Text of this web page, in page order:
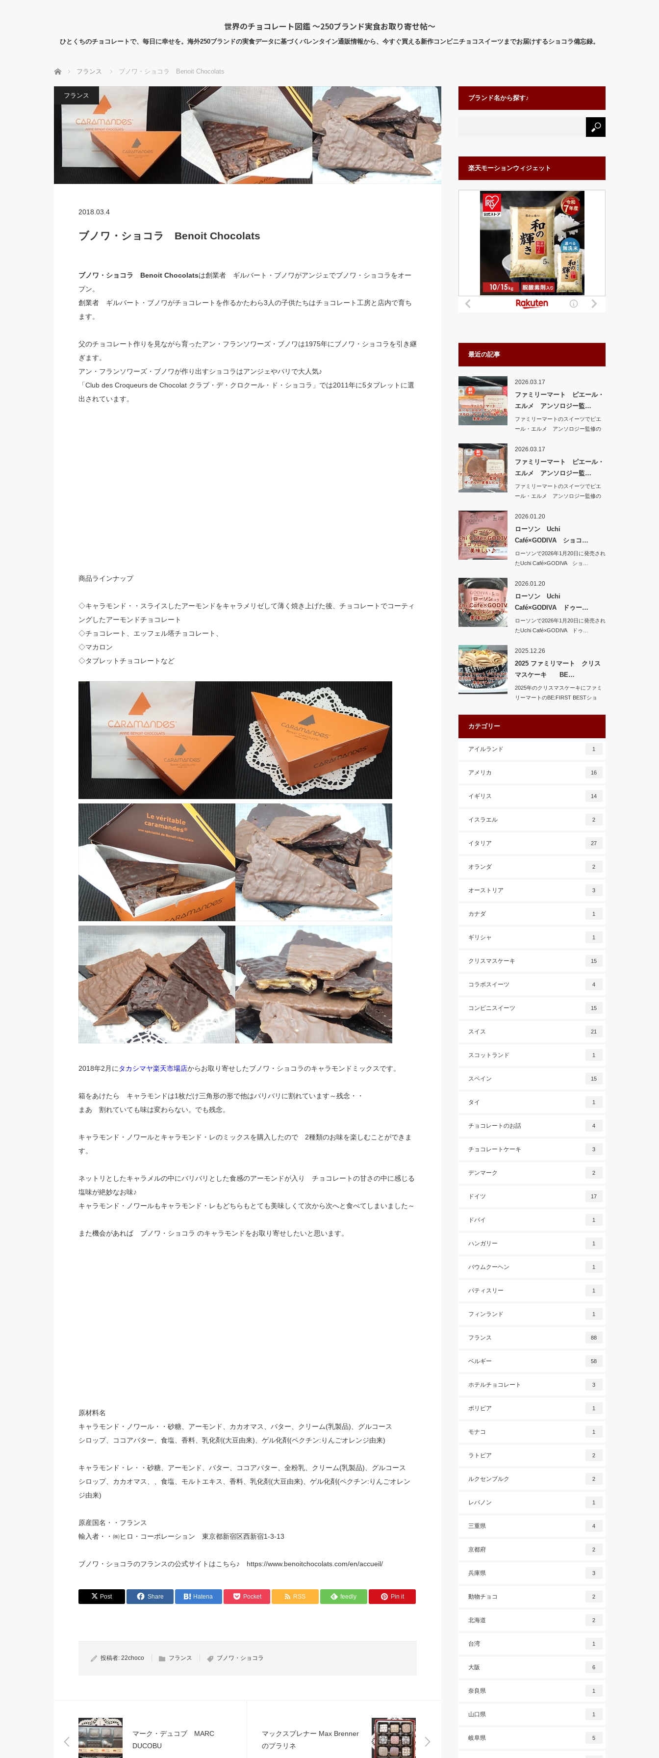
世界のチョコレート図鑑 〜250ブランド実食お取り寄せ帖〜
ひとくちのチョコレートで、毎日に幸せを。海外250ブランドの実食データに基づくバレンタイン通販情報から、今すぐ買える新作コンビニチョコスイーツまでお届けするショコラ備忘録。
ホーム フランス ブノワ・ショコラ Benoit Chocolats
フランス
2018.03.4
ブノワ・ショコラ Benoit Chocolats
ブノワ・ショコラ Benoit Chocolatsは創業者 ギルバート・ブノワがアンジェでブノワ・ショコラをオー
プン。
創業者 ギルバート・ブノワがチョコレートを作るかたわら3人の子供たちはチョコレート工房と店内で育ち
ます。
父のチョコレート作りを見ながら育ったアン・フランソワーズ・ブノワは1975年にブノワ・ショコラを引き継
ぎます。
アン・フランソワーズ・ブノワが作り出すショコラはアンジェやパリで大人気♪
「Club des Croqueurs de Chocolat クラブ・デ・クロクール・ド・ショコラ」では2011年に5タブレットに選
出されています。
商品ラインナップ
◇キャラモンド・・スライスしたアーモンドをキャラメリゼして薄く焼き上げた後、チョコレートでコーティ
ングしたアーモンドチョコレート
◇チョコレート、エッフェル塔チョコレート、
◇マカロン
◇タブレットチョコレートなど
2018年2月に タカシマヤ楽天市場店からお取り寄せしたブノワ・ショコラのキャラモンドミックスです。
箱をあけたら キャラモンドは1枚だけ三角形の形で他はバリバリに割れています～残念・・
まあ 割れていても味は変わらない。でも残念。
キャラモンド・ノワールとキャラモンド・レのミックスを購入したので 2種類のお味を楽しむことができま
す。
ネットリとしたキャラメルの中にバリバリとした食感のアーモンドが入り チョコレートの甘さの中に感じる
塩味が絶妙なお味♪
キャラモンド・ノワールもキャラモンド・レもどちらもとても美味しくて次から次へと食べてしまいました～
また機会があれば ブノワ・ショコラ のキャラモンドをお取り寄せしたいと思います。
原材料名
キャラモンド・ノワール・・砂糖、アーモンド、カカオマス、バター、クリーム(乳製品)、グルコース
シロップ、ココアバター、食塩、香料、乳化剤(大豆由来)、ゲル化剤(ペクチン:りんごオレンジ由来)
キャラモンド・レ・・砂糖、アーモンド、バター、ココアバター、全粉乳、クリーム(乳製品)、グルコース
シロップ、カカオマス、、食塩、モルトエキス、香料、乳化剤(大豆由来)、ゲル化剤(ペクチン:りんごオレン
ジ由来)
原産国名・・フランス
輸入者・・㈱ヒロ・コーポレーション 東京都新宿区西新宿1-3-13
ブノワ・ショコラのフランスの公式サイトはこちら♪ https://www.benoitchocolats.com/en/accueil/
Post Share Hatena Pocket RSS feedly Pin it
投稿者: 22choco フランス ブノワ・ショコラ
マーク・デュコブ MARC
DUCOBU
マックスブレナー Max Brenner
のプラリネ
ブランド名から探す♪
楽天モーションウィジェット
最近の記事
2026.03.17
ファミリーマート ピエール・
エルメ アンソロジー監…
ファミリーマートのスイーツでピエ
ール・エルメ アンソロジー監修の
2026.03.17
ファミリーマート ピエール・
エルメ アンソロジー監…
ファミリーマートのスイーツでピエ
ール・エルメ アンソロジー監修の
2026.01.20
ローソン Uchi
Café×GODIVA ショコ…
ローソンで2026年1月20日に発売され
たUchi Café×GODIVA ショ…
2026.01.20
ローソン Uchi
Café×GODIVA ドゥー…
ローソンで2026年1月20日に発売され
たUchi Café×GODIVA ドゥ…
2025.12.26
2025 ファミリマート クリス
マスケーキ BE…
2025年のクリスマスケーキにファミ
リーマートのBE:FIRST BESTショ
カテゴリー
アイルランド 1
アメリカ 16
イギリス 14
イスラエル 2
イタリア 27
オランダ 2
オーストリア 3
カナダ 1
ギリシャ 1
クリスマスケーキ 15
コラボスイーツ 4
コンビニスイーツ 15
スイス 21
スコットランド 1
スペイン 15
タイ 1
チョコレートのお話 4
チョコレートケーキ 3
デンマーク 2
ドイツ 17
ドバイ 1
ハンガリー 1
バウムクーヘン 1
パティスリー 1
フィンランド 1
フランス 88
ベルギー 58
ホテルチョコレート 3
ボリビア 1
モナコ 1
ラトビア 2
ルクセンブルク 2
レバノン 1
三重県 4
京都府 2
兵庫県 3
動物チョコ 2
北海道 2
台湾 1
大阪 6
奈良県 1
山口県 1
岐阜県 5